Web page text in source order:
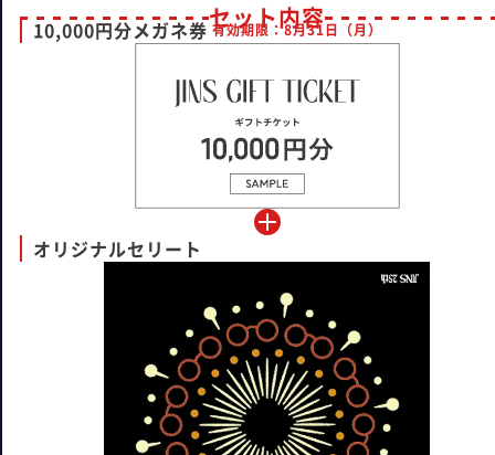
セット内容
10,000円分メガネ券 有効期限：8月31日（月）
オリジナルセリート